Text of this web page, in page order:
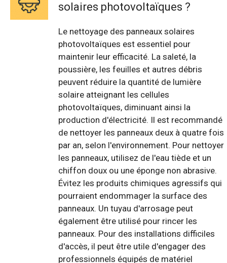
solaires photovoltaïques ?
Le nettoyage des panneaux solaires
photovoltaïques est essentiel pour
maintenir leur efficacité. La saleté, la
poussière, les feuilles et autres débris
peuvent réduire la quantité de lumière
solaire atteignant les cellules
photovoltaïques, diminuant ainsi la
production d'électricité. Il est recommandé
de nettoyer les panneaux deux à quatre fois
par an, selon l'environnement. Pour nettoyer
les panneaux, utilisez de l'eau tiède et un
chiffon doux ou une éponge non abrasive.
Évitez les produits chimiques agressifs qui
pourraient endommager la surface des
panneaux. Un tuyau d'arrosage peut
également être utilisé pour rincer les
panneaux. Pour des installations difficiles
d'accès, il peut être utile d'engager des
professionnels équipés de matériel